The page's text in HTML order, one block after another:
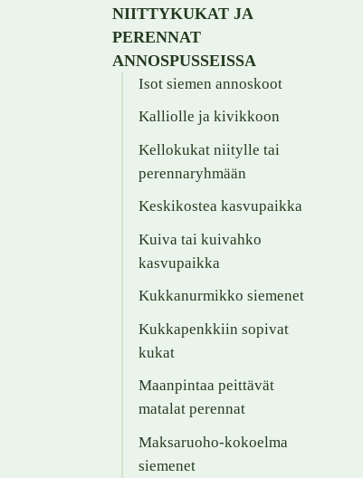
NIITTYKUKAT JA
PERENNAT
ANNOSPUSSEISSA
Isot siemen annoskoot
Kalliolle ja kivikkoon
Kellokukat niitylle tai
perennaryhmään
Keskikostea kasvupaikka
Kuiva tai kuivahko
kasvupaikka
Kukkanurmikko siemenet
Kukkapenkkiin sopivat
kukat
Maanpintaa peittävät
matalat perennat
Maksaruoho-kokoelma
siemenet